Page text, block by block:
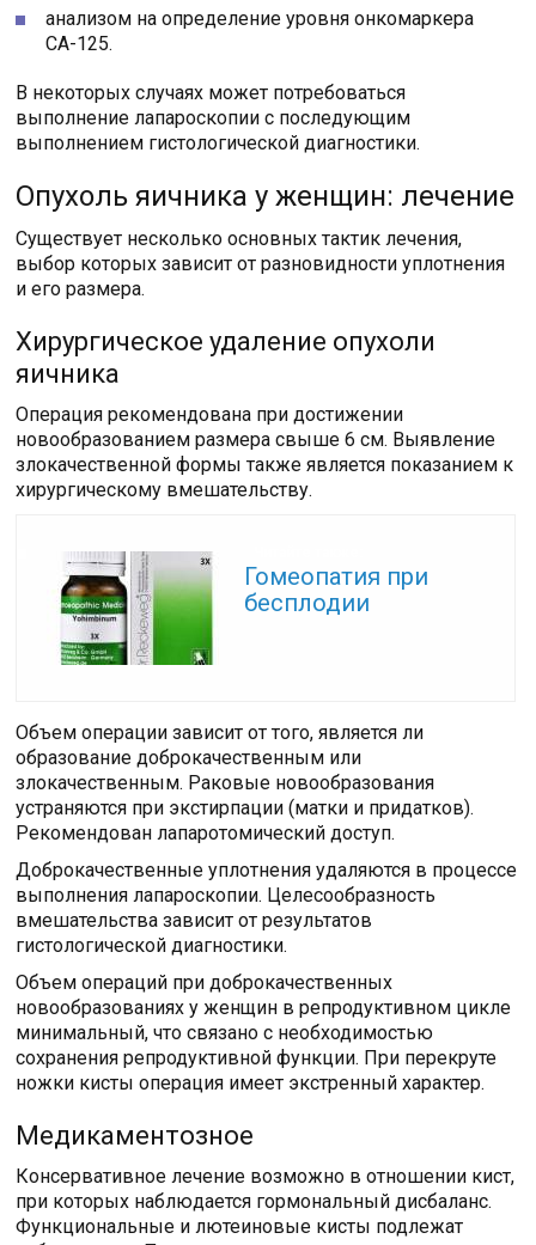
анализом на определение уровня онкомаркера
СА-125.
В некоторых случаях может потребоваться
выполнение лапароскопии с последующим
выполнением гистологической диагностики.
Опухоль яичника у женщин: лечение
Существует несколько основных тактик лечения,
выбор которых зависит от разновидности уплотнения
и его размера.
Хирургическое удаление опухоли
яичника
Операция рекомендована при достижении
новообразованием размера свыше 6 см. Выявление
злокачественной формы также является показанием к
хирургическому вмешательству.
Гомеопатия при
бесплодии
Объем операции зависит от того, является ли
образование доброкачественным или
злокачественным. Раковые новообразования
устраняются при экстирпации (матки и придатков).
Рекомендован лапаротомический доступ.
Доброкачественные уплотнения удаляются в процессе
выполнения лапароскопии. Целесообразность
вмешательства зависит от результатов
гистологической диагностики.
Объем операций при доброкачественных
новообразованиях у женщин в репродуктивном цикле
минимальный, что связано с необходимостью
сохранения репродуктивной функции. При перекруте
ножки кисты операция имеет экстренный характер.
Медикаментозное
Консервативное лечение возможно в отношении кист,
при которых наблюдается гормональный дисбаланс.
Функциональные и лютеиновые кисты подлежат